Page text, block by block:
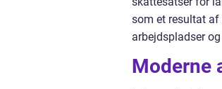
som et resultat
arbejdspladser
Moderne